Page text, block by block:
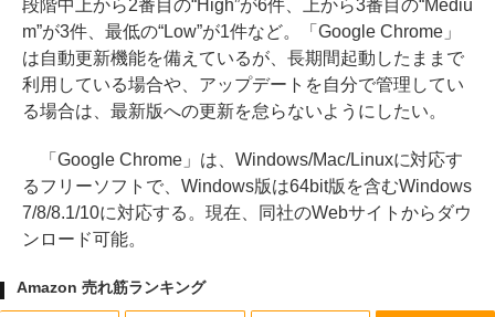
段階中上から2番目の“High”が6件、上から3番目の“Mediu
m”が3件、最低の“Low”が1件など。「Google Chrome」
は自動更新機能を備えているが、長期間起動したままで
利用している場合や、アップデートを自分で管理してい
る場合は、最新版への更新を怠らないようにしたい。
「Google Chrome」は、Windows/Mac/Linuxに対応す
るフリーソフトで、Windows版は64bit版を含むWindows
7/8/8.1/10に対応する。現在、同社のWebサイトからダウ
ンロード可能。
Amazon 売れ筋ランキング